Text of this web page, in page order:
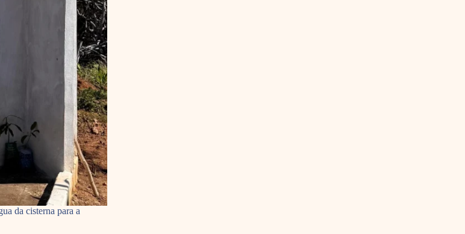
da cisterna para a